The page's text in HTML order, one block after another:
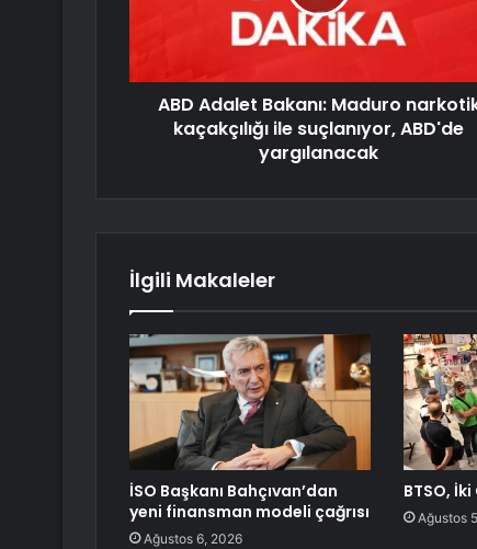
ABD Adalet Bakanı: Maduro
kaçakçılığı ile suçlanıyor, ABD'de
yargılanacak
İlgili Makaleler
İSO Başkanı Bahçıvan’dan
yeni finansman modeli çağrısı
Ağustos 6, 2026
BTSO,
Ağustos